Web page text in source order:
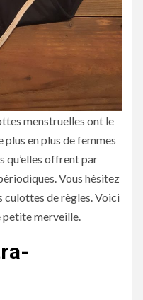
menstruelles ont le
plus en plus de femmes
qu’elles offrent par
Vous hésitez
culottes de règles. Voici
petite merveille.